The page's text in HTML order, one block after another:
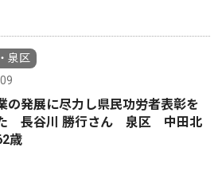
泉区
の発展に尽力し県民功労者表彰を
長谷川 勝行さん 泉区 中田北
歳